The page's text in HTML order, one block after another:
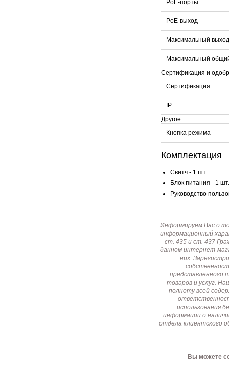
PoE-порты
PoE-выход
Максимальный
Максимальный
Сертификация и
Сертификация
IP
Другое
Кнопка режима
Комплектация
Свитч - 1 шт.
Блок питания - 1 шт.
Руководство
Информируем Вас о
информационный
ст. 435 и ст. 437
данном интернет-
них.
представленного
товаров и услуг.
полноту всей
использования
информации о
отдела клиентского
Вы можете